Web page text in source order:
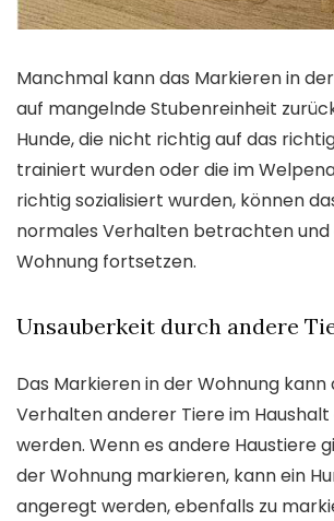
Manchmal kann das Markieren in
auf mangelnde Stubenreinheit
Hunde, die nicht richtig auf das
trainiert wurden oder die im
richtig sozialisiert wurden, können
normales Verhalten betrachten und
Wohnung fortsetzen.
Unsauberkeit durch andere
Das Markieren in der Wohnung kann
Verhalten anderer Tiere im Haushalt
werden. Wenn es andere Haustiere
der Wohnung markieren, kann ein
angeregt werden, ebenfalls zu